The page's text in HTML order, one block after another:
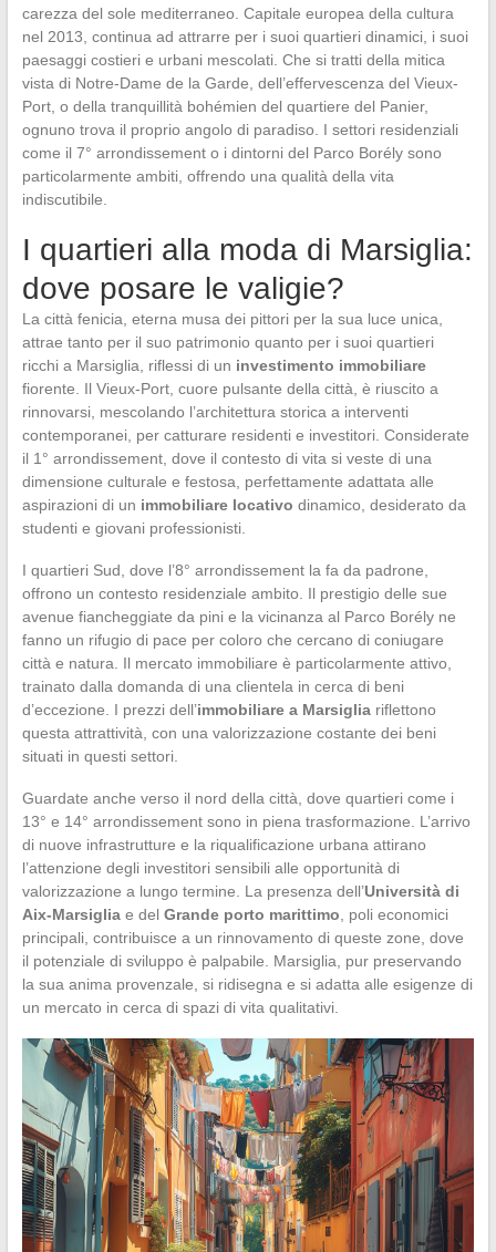
carezza del sole mediterraneo. Capitale europea della cultura
nel 2013, continua ad attrarre per i suoi quartieri dinamici, i suoi
paesaggi costieri e urbani mescolati. Che si tratti della mitica
vista di Notre-Dame de la Garde, dell’effervescenza del Vieux-
Port, o della tranquillità bohémien del quartiere del Panier,
ognuno trova il proprio angolo di paradiso. I settori residenziali
come il 7° arrondissement o i dintorni del Parco Borély sono
particolarmente ambiti, offrendo una qualità della vita
indiscutibile.
I quartieri alla moda di Marsiglia:
dove posare le valigie?
La città fenicia, eterna musa dei pittori per la sua luce unica,
attrae tanto per il suo patrimonio quanto per i suoi quartieri
ricchi a Marsiglia, riflessi di un investimento immobiliare
fiorente. Il Vieux-Port, cuore pulsante della città, è riuscito a
rinnovarsi, mescolando l’architettura storica a interventi
contemporanei, per catturare residenti e investitori. Considerate
il 1° arrondissement, dove il contesto di vita si veste di una
dimensione culturale e festosa, perfettamente adattata alle
aspirazioni di un immobiliare locativo dinamico, desiderato da
studenti e giovani professionisti.
I quartieri Sud, dove l’8° arrondissement la fa da padrone,
offrono un contesto residenziale ambito. Il prestigio delle sue
avenue fiancheggiate da pini e la vicinanza al Parco Borély ne
fanno un rifugio di pace per coloro che cercano di coniugare
città e natura. Il mercato immobiliare è particolarmente attivo,
trainato dalla domanda di una clientela in cerca di beni
d’eccezione. I prezzi dell’immobiliare a Marsigliariflettono
questa attrattività, con una valorizzazione costante dei beni
situati in questi settori.
Guardate anche verso il nord della città, dove quartieri come i
13° e 14° arrondissement sono in piena trasformazione. L’arrivo
di nuove infrastrutture e la riqualificazione urbana attirano
l’attenzione degli investitori sensibili alle opportunità di
valorizzazione a lungo termine. La presenza dell’Università di
Aix-Marsigliae del Grande porto marittimo , poli economici
principali, contribuisce a un rinnovamento di queste zone, dove
il potenziale di sviluppo è palpabile. Marsiglia, pur preservando
la sua anima provenzale, si ridisegna e si adatta alle esigenze di
un mercato in cerca di spazi di vita qualitativi.